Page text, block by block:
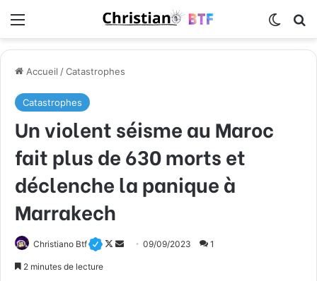
Accueil /Catastrophes
Catastrophes
Un violent séisme au Maroc
fait plus de 630 morts et
déclenche la panique à
Marrakech
Christiano Btf
F
09/09/2023 1
2 minutes de lecture